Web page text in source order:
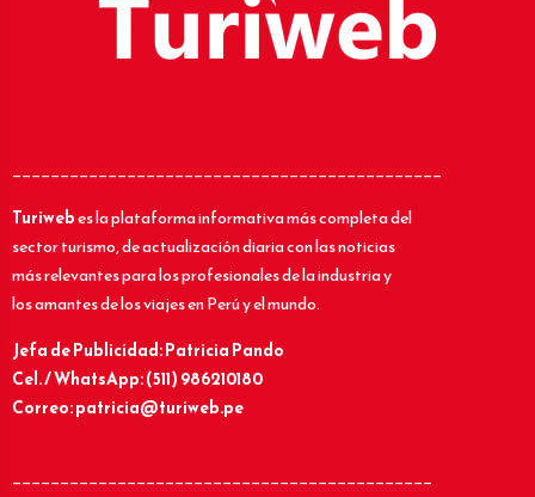
_____________________________________________
Turiwebes la plataforma informativa más completa del
sector turismo, de actualización diaria con las noticias
más relevantes para los profesionales de la industria y
los amantes de los viajes en Perú y el mundo.
Jefa de Publicidad: Patricia Pando
Cel. / WhatsApp: (511) 986210180
Correo: patricia@turiweb.pe
____________________________________________